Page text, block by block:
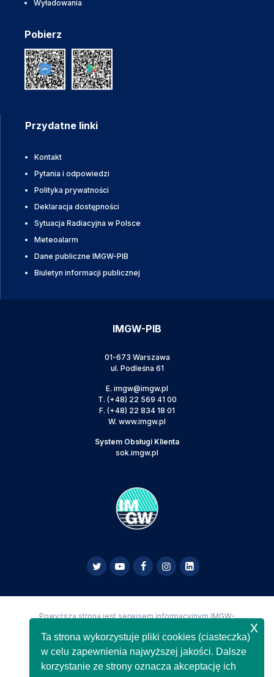
Wyładowania
Pobierz
Przydatne linki
Kontakt
Pytania i odpowiedzi
Polityka prywatności
Deklaracja dostępności
Sytuacja Radiacyjna w Polsce
Meteoalarm
Dane publiczne IMGW-PIB
Biuletyn informacji publicznej
IMGW-PIB
01-673 Warszawa
ul. Podleśna 61
E. imgw@imgw.pl
T. (+48) 22 569 41 00
F. (+48) 22 834 18 01
W. www.imgw.pl
System Obsługi Klienta
sok.imgw.pl
Powyższa strona jest serwisem informacyjnym IMGW-
Copyright IMGW-PIB Wszelkie prawa zastrzeżone
Ta strona wykorzystuje pliki cookies (ciasteczka)
w celu zapewnienia najwyższej jakości. Dalsze
korzystanie ze strony oznacza akceptację ich
x